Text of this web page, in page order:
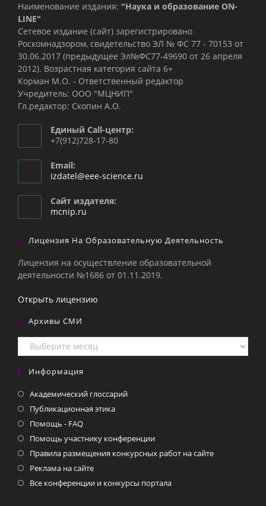
Наименование издания: "Наука и образование ON-
LINE"
Сетевое издание (сайт) зарегистрировано
Роскомнадзором, свидетельство ЭЛ № ФС 77 - 70153 от
30.06.2017 (предыдущее Эл№ФC77-49690 от 26 апреля
2012). Возрастная категория сайта 6+
Корман М.О. - Ответственный редактор
Учредитель: ООО "МЦНИП"
Гл.редактор: Скопин А.О.
Единый Call-центр:
+7(912)728-17-80
Email:
izdatel@eee-science.ru
Сайт издателя:
mcnip.ru
Лицензия На Образовательную Деятельность
Лицензия на осуществление образовательной
деятельности №1686 от 01.11.2019.
Открыть лицензию
Архивы СМИ
Архивы
СМИ
Информация
Академический глоссарий
Публикационная этика
Помощь - FAQ
Помощь участнику конференции
Правила размещения конкурсных работ на сайте
Реклама на сайте
Все конференции и конкурсы портала